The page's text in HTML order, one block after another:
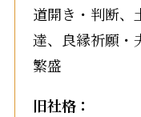
道開き・判断、
達、良縁祈願・
繁盛
旧社格：